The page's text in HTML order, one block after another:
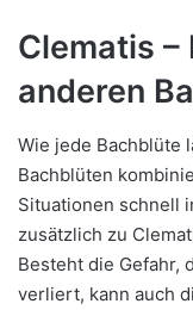
Clematis –
anderen
Wie jede Bachblüte
Bachblüten
Situationen schnell
zusätzlich zu
Besteht die Gefahr,
verliert, kann auch